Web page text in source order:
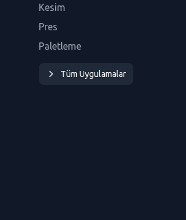
Kesim
Pres
Paletleme
Tüm Uygulamalar